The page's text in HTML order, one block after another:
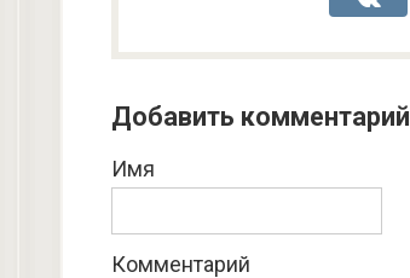
Добавить комментарий
Имя
Комментарий